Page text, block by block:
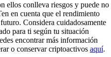
ellos conlleva riesgos y puede no
en cuenta que el rendimiento
Considera cuidadosamente
para ti según tu situación
encontrar más información
o conservar criptoactivos aquí.